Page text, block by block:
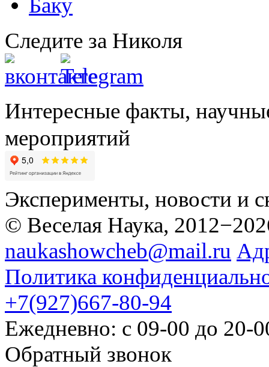
Следите за Николя
Интересные факты,
мероприятий
Эксперименты, новости и
© Веселая Наука,
naukashowcheb@mail.ru
Политика
+7(927)667-80-94
Ежедневно: с 09-00 до 20-
Обратный звонок